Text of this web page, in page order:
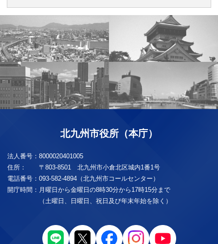
北九州市役所（本庁）
法人番号： 8000020401005
住所：
〒803-8501 北九州市小倉北区城内1番1号
電話番号： 093-582-4894（北九州市コールセンター）
開庁時間： 月曜日から金曜日の8時30分から17時15分まで
（土曜日、日曜日、祝日及び年末年始を除く）